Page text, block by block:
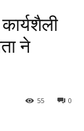
ने
0
55